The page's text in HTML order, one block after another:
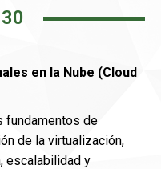
en la Nube (Cloud
fundamentos de
de la virtualización,
escalabilidad y